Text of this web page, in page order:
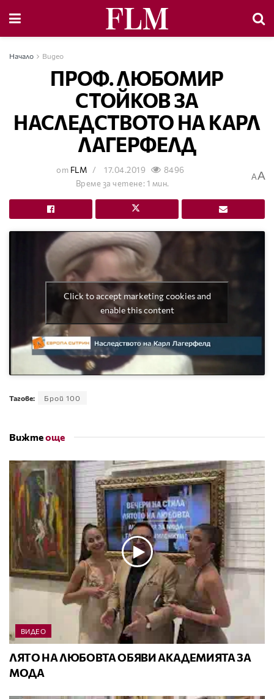
Начало Видео
ПРОФ. ЛЮБОМИР
СТОЙКОВ ЗА
НАСЛЕДСТВОТО НА КАРЛ
ЛАГЕРФЕЛД
от FLM 17.04.2019
8496
Време за четене: 1 мин.
AA
Click to accept marketing cookies and
enable this content
Тагове: Брой 100
Вижтеоще
ВИДЕО
ЛЯТО НА ЛЮБОВТА ОБЯВИ АКАДЕМИЯТА ЗА
МОДА